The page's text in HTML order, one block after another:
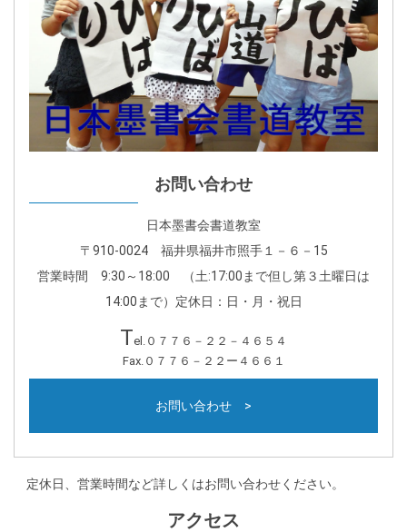
お問い合わせ
日本墨書会書道教室
〒910-0024 福井県福井市照手１－６－15
営業時間 9:30～18:00 （土:17:00まで但し第３土曜日は
14:00まで）定休日：日・月・祝日
Tel.０７７６－２２－４６５４
Fax.０７７６－２２ー４６６１
お問い合わせ >
定休日、営業時間など詳しくはお問い合わせください。
アクセス